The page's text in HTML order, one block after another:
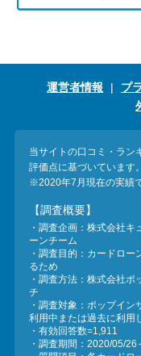
運営者情報 プ
当サイトの口コミ・ラン
評価点に基づいています。
※2020年7月現在の実績
【調査概要】
・調査企画：株式会社
ーンチーム
・調査目的：カードロ
るため
・調査方法：株式会社
チ
・調査対象：ポップイ
利用中または過去に利用
・有効回答数=1,911
・調査期間：2020/05/